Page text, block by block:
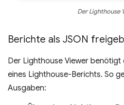
Der Lighthouse
Berichte als JSON
Der Lighthouse Viewer benötigt
eines Lighthouse-Berichts. So
Ausgaben: